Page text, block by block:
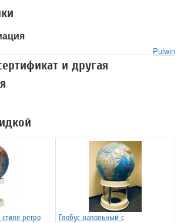
Pulwin
и другая
ретро
Глобус напольный с